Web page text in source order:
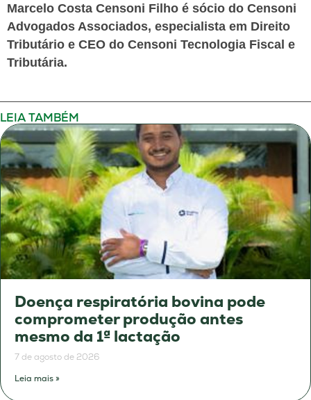
Marcelo Costa Censoni Filho é sócio do Censoni
Advogados Associados, especialista em Direito
Tributário e CEO do Censoni Tecnologia Fiscal e
Tributária.
LEIA TAMBÉM
Doença respiratória bovina pode
comprometer produção antes
mesmo da 1ª lactação
7 de agosto de 2026
Leia mais »